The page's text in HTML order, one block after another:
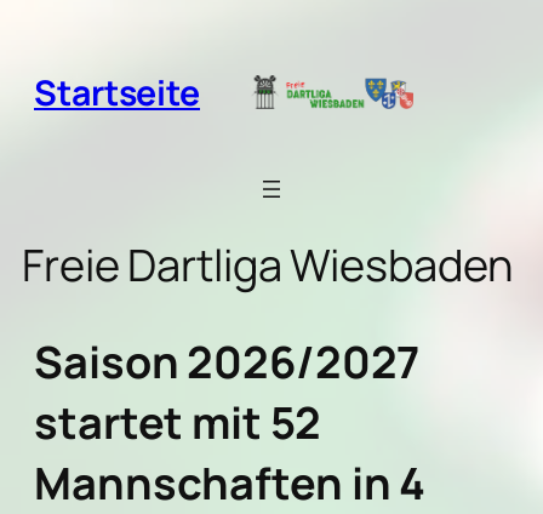
springen
Startseite
Freie Dartliga Wiesbaden
Saison 2026/2027
startet mit 52
Mannschaften in 4